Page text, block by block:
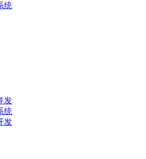
统
发
统
发